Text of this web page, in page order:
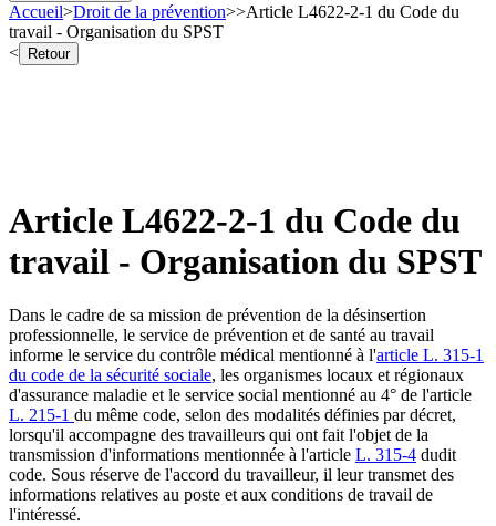
Accueil>Droit de la prévention>>Article L4622-2-1 du Code du
travail - Organisation du SPST
<
Retour
Article L4622-2-1 du Code du
travail - Organisation du SPST
Dans le cadre de sa mission de prévention de la désinsertion
professionnelle, le service de prévention et de santé au travail
informe le service du contrôle médical mentionné à l'article L. 315-1
du code de la sécurité sociale, les organismes locaux et régionaux
d'assurance maladie et le service social mentionné au 4° de l'article
L. 215-1 du même code, selon des modalités définies par décret,
lorsqu'il accompagne des travailleurs qui ont fait l'objet de la
transmission d'informations mentionnée à l'article L. 315-4 dudit
code. Sous réserve de l'accord du travailleur, il leur transmet des
informations relatives au poste et aux conditions de travail de
l'intéressé.